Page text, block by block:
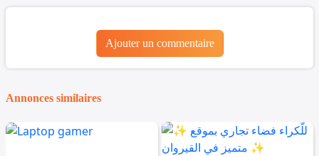
Ajouter un commentaire
Annonces similaires